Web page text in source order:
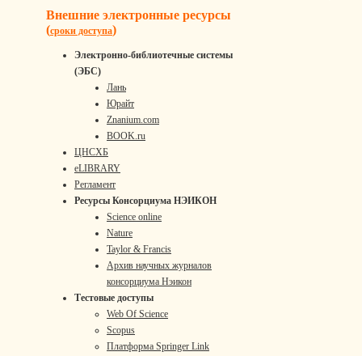
Внешние электронные ресурсы
(сроки доступа)
Электронно-библиотечные системы
(ЭБС)
Лань
Юрайт
Znanium.com
BOOK.ru
ЦНСХБ
eLIBRARY
Регламент
Ресурсы Консорциума НЭИКОН
Science online
Nature
Taylor & Francis
Архив научных журналов
консорциума Нэикон
Тестовые доступы
Web Of Science
Scopus
Платформа Springer Link